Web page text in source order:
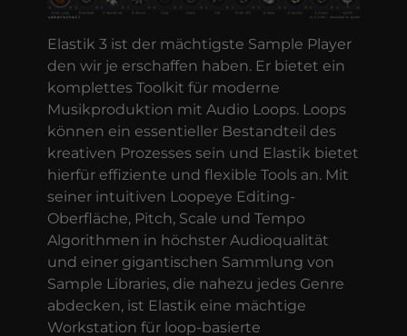
Elastik 3 ist der mächtigste Sample Player
den wir je erschaffen haben. Er bietet ein
komplettes Toolkit für moderne
Musikproduktion mit Audio Loops. Loops
können ein essentieller Bestandteil des
kreativen Prozesses sein und Elastik bietet
hierfür effiziente und flexible Tools an. Mit
seiner intuitiven Loopeye Editing-
Oberfläche, Pitch, Scale und Tempo
Algorithmen in höchster Audioqualität
und einer gigantischen Sammlung von
Sample Libraries, die nahezu jedes Genre
abdecken, ist Elastik eine mächtige
Workstation für loop-basierte